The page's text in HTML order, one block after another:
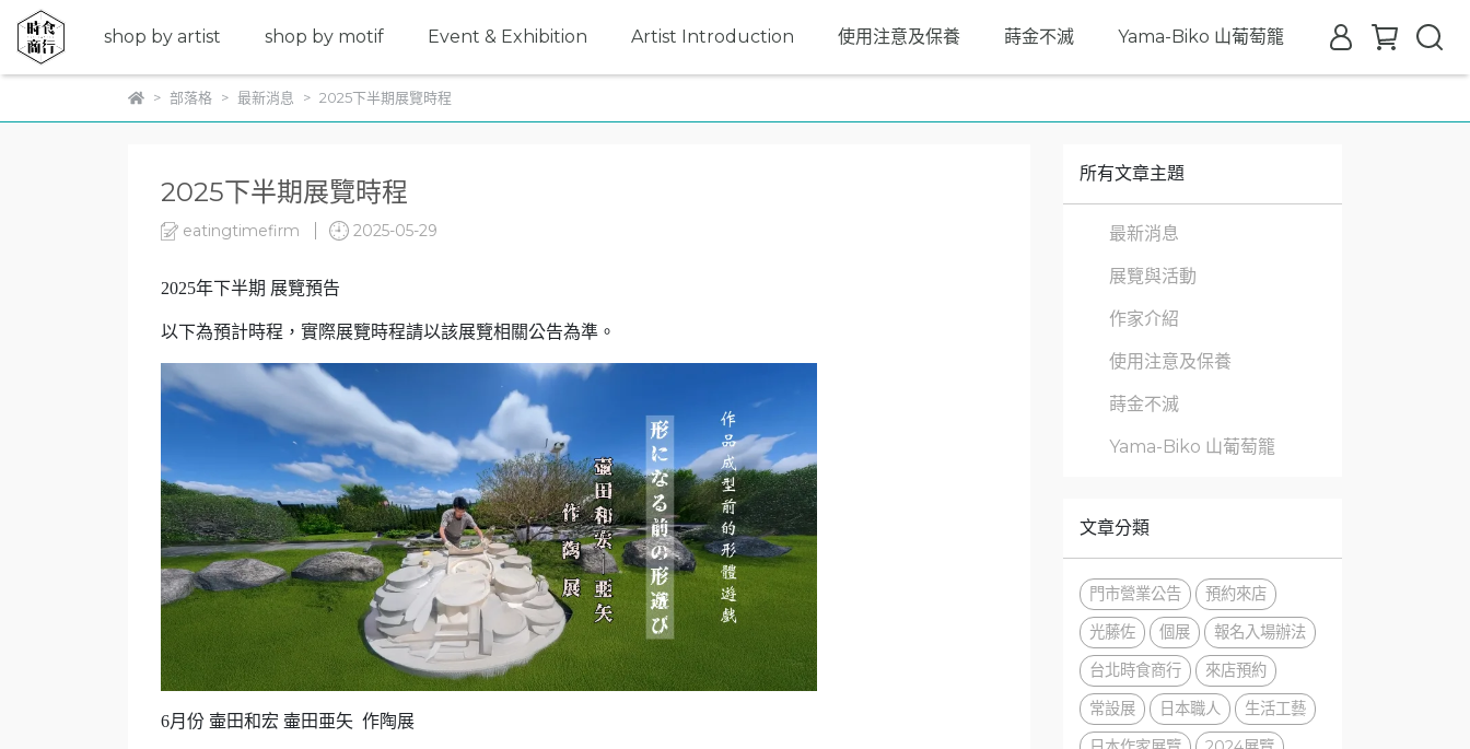
shop by artist shop by motif Event & Exhibition Artist Introduction 使用注意及保養 蒔金不滅 Yama-Biko 山葡萄籠
部落格 最新消息 2025下半期展覽時程
2025下半期展覽時程
eatingtimefirm 2025-05-29
2025年下半期 展覽預告
以下為預計時程，實際展覽時程請以該展覽相關公告為準。
6月份 壷田和宏 壷田亜矢 作陶展
所有文章主題
最新消息
展覽與活動
作家介紹
使用注意及保養
蒔金不滅
Yama-Biko 山葡萄籠
文章分類
門市營業公告
預約來店
光藤佐
個展
報名入場辦法
台北時食商行
來店預約
常設展
日本職人
生活工藝